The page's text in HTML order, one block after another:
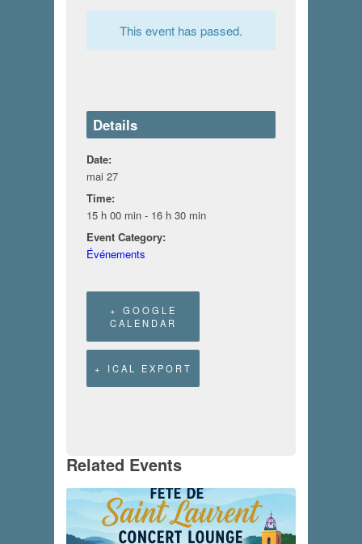
This event has passed.
Details
Date:
mai 27
Time:
15 h 00 min - 16 h 30 min
Event Category:
Événements
+ GOOGLE
CALENDAR
+ ICAL EXPORT
Related Events